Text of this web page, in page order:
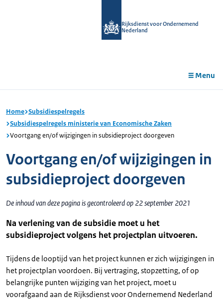
Rijksdienst voor Ondernemend
Nederland
Menu
Home Subsidiespelregels
Subsidiespelregels ministerie van Economische Zaken
Voortgang en/of wijzigingen in subsidieproject doorgeven
Voortgang en/of wijzigingen in
subsidieproject doorgeven
De inhoud van deze pagina is gecontroleerd op 22 september 2021
Na verlening van de subsidie moet u het
subsidieproject volgens het projectplan uitvoeren.
Tijdens de looptijd van het project kunnen er zich wijzigingen in
het projectplan voordoen. Bij vertraging, stopzetting, of op
belangrijke punten wijziging van het project, moet u
voorafgaand aan de Rijksdienst voor Ondernemend Nederland